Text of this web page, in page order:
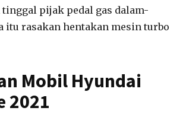
tinggal pijak pedal gas dalam-
itu rasakan hentakan mesin turbo
Mobil Hyundai
2021